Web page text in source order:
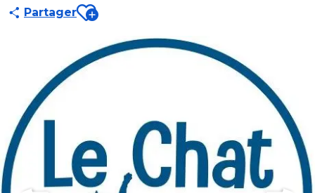
PartagerAjouter aux favoris